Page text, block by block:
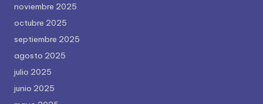
noviembre 2025
octubre 2025
septiembre 2025
agosto 2025
julio 2025
junio 2025